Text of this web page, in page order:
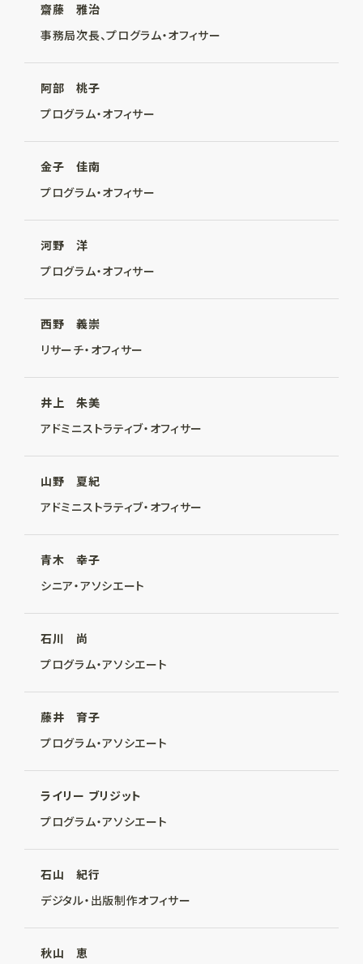
齋藤 雅治
事務局次長、プログラム・オフィサー
阿部 桃子
プログラム・オフィサー
金子 佳南
プログラム・オフィサー
河野 洋
プログラム・オフィサー
西野 義崇
リサーチ・オフィサー
井上 朱美
アドミニストラティブ・オフィサー
山野 夏紀
アドミニストラティブ・オフィサー
青木 幸子
シニア・アソシエート
石川 尚
プログラム・アソシエート
藤井 育子
プログラム・アソシエート
ライリー ブリジット
プログラム・アソシエート
石山 紀行
デジタル・出版制作オフィサー
秋山 恵